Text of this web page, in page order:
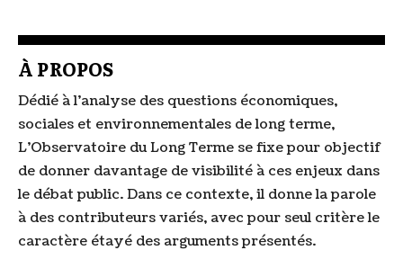
À PROPOS
Dédié à l’analyse des questions économiques,
sociales et environnementales de long terme,
L’Observatoire du Long Terme se fixe pour objectif
de donner davantage de visibilité à ces enjeux dans
le débat public. Dans ce contexte, il donne la parole
à des contributeurs variés, avec pour seul critère le
caractère étayé des arguments présentés.